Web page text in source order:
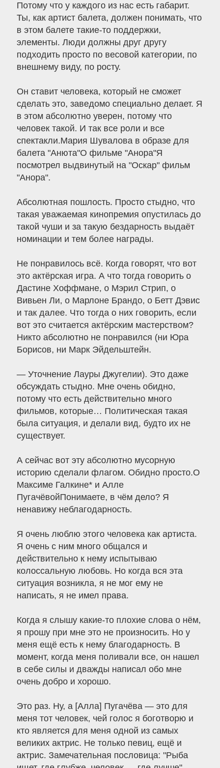
Потому что у каждого из нас есть габарит.
Ты, как артист балета, должен понимать, что
в этом балете такие-то поддержки,
элементы. Люди должны друг другу
подходить просто по весовой категории, по
внешнему виду, по росту.
Он ставит человека, который не сможет
сделать это, заведомо специально делает. Я
в этом абсолютно уверен, потому что
человек такой. И так все роли и все
спектакли.Мария Шувалова в образе для
балета "Анюта"О фильме "Анора"Я
посмотрел выдвинутый на "Оскар" фильм
"Анора".
Абсолютная пошлость. Просто стыдно, что
такая уважаемая кинопремия опустилась до
такой чуши и за такую бездарность выдаёт
номинации и тем более награды.
Не понравилось всё. Когда говорят, что вот
это актёрская игра. А что тогда говорить о
Дастине Хоффмане, о Мэрил Стрип, о
Вивьен Ли, о Марлоне Брандо, о Бетт Дэвис
и так далее. Что тогда о них говорить, если
вот это считается актёрским мастерством?
Никто абсолютно не понравился (ни Юра
Борисов, ни Марк Эйдельштейн.
— Уточнение Лауры Джугелии). Это даже
обсуждать стыдно. Мне очень обидно,
потому что есть действительно много
фильмов, которые… Политическая такая
была ситуация, и делали вид, будто их не
существует.
А сейчас вот эту абсолютно мусорную
историю сделали флагом. Обидно просто.О
Максиме Галкине* и Алле
ПугачёвойПонимаете, в чём дело? Я
ненавижу неблагодарность.
Я очень люблю этого человека как артиста.
Я очень с ним много общался и
действительно к нему испытываю
колоссальную любовь. Но когда вся эта
ситуация возникла, я не мог ему не
написать, я не имел права.
Когда я слышу какие-то плохие слова о нём,
я прошу при мне это не произносить. Но у
меня ещё есть к нему благодарность. В
момент, когда меня поливали все, он нашел
в себе силы и дважды написал обо мне
очень добро и хорошо.
Это раз. Ну, а [Алла] Пугачёва — это для
меня тот человек, чей голос я боготворю и
кто является для меня одной из самых
великих актрис. Не только певиц, ещё и
актрис. Замечательная пословица: "Рыба